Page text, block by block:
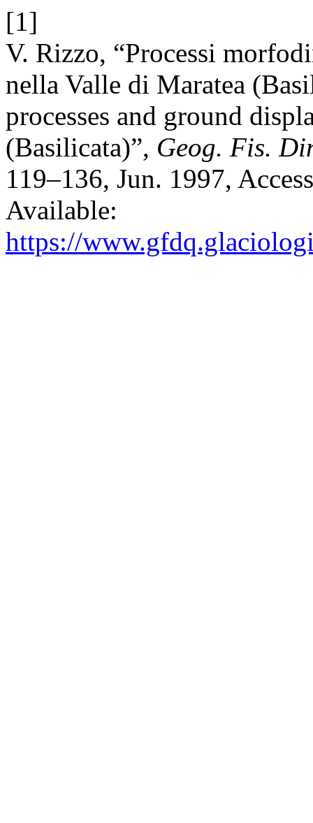
[1]
V. Rizzo, “Processi
nella Valle di Maratea
processes and ground
(Basilicata)”, Geog. Fis.
119–136, Jun. 1997,
Available:
https://